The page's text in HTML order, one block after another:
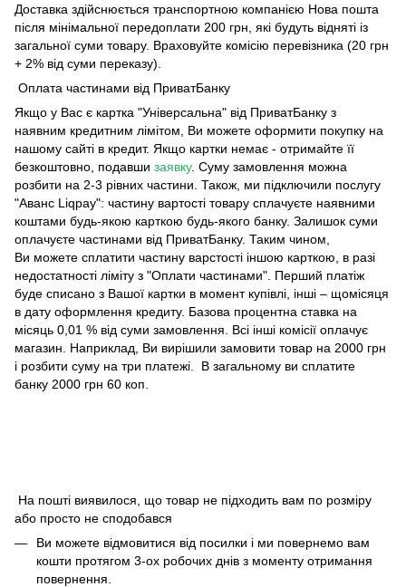
Доставка здійснюється транспортною компанією Нова пошта
після мінімальної передоплати 200 грн, які будуть відняті із
загальної суми товару. Враховуйте комісію перевізника (20 грн
+ 2% від суми переказу).
Оплата частинами від ПриватБанку
Якщо у Вас є картка "Універсальна" від ПриватБанку з
наявним кредитним лімітом, Ви можете оформити покупку на
нашому сайті в кредит. Якщо картки немає - отримайте її
безкоштовно, подавши заявку. Суму замовлення можна
розбити на 2-3 рівних частини. Також, ми підключили послугу
"Аванс Liqpay": частину вартості товару сплачуєте наявними
коштами будь-якою карткою будь-якого банку. Залишок суми
оплачуєте частинами від ПриватБанку. Таким чином,
Ви можете сплатити частину варстості іншою карткою, в разі
недостатності ліміту з "Оплати частинами". Перший платіж
буде списано з Вашої картки в момент купівлі, інші – щомісяця
в дату оформлення кредиту. Базова процентна ставка на
місяць 0,01 % від суми замовлення. Всі інші комісії оплачує
магазин. Наприклад, Ви вирішили замовити товар на 2000 грн
і розбити суму на три платежі. В загальному ви сплатите
банку 2000 грн 60 коп.
На пошті виявилося, що товар не підходить вам по розміру
або просто не сподобався
Ви можете відмовитися від посилки і ми повернемо вам
кошти протягом 3-ох робочих днів з моменту отримання
повернення.